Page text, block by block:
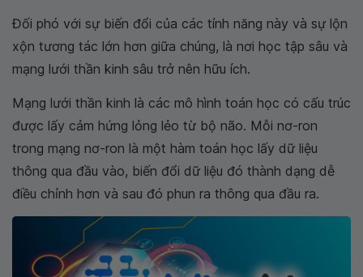
Đối phó với sự biến đổi của các tính năng này và sự lộn
xộn tương tác lớn hơn giữa chúng, là nơi học tập sâu và
mạng lưới thần kinh sâu trở nên hữu ích.
Mạng lưới thần kinh là các mô hình toán học có cấu trúc
được lấy cảm hứng lỏng lẻo từ bộ não. Mỗi nơ-ron
trong mạng nơ-ron là một hàm toán học lấy dữ liệu
thông qua đầu vào, biến đổi dữ liệu đó thành dạng dễ
điều chỉnh hơn và sau đó phun ra thông qua đầu ra.